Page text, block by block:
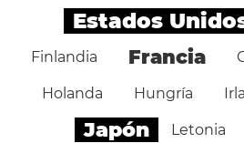
Estados
Finlandia Francia
Holanda Hungría
Japón Letonia